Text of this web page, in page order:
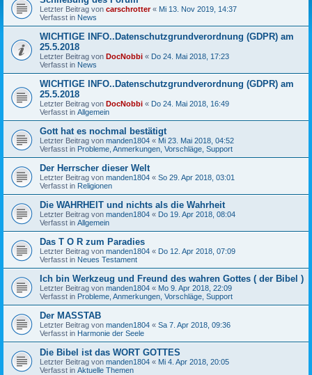
Letzter Beitrag von carschrotter« Mi 13. Nov 2019, 14:37
Verfasst in News
WICHTIGE INFO..Datenschutzgrundverordnung (GDPR) am
25.5.2018
Letzter Beitrag von DocNobbi « Do 24. Mai 2018, 17:23
Verfasst in News
WICHTIGE INFO..Datenschutzgrundverordnung (GDPR) am
25.5.2018
Letzter Beitrag von DocNobbi « Do 24. Mai 2018, 16:49
Verfasst in Allgemein
Gott hat es nochmal bestätigt
Letzter Beitrag von manden1804 « Mi 23. Mai 2018, 04:52
Verfasst in Probleme, Anmerkungen, Vorschläge, Support
Der Herrscher dieser Welt
Letzter Beitrag von manden1804 « So 29. Apr 2018, 03:01
Verfasst in Religionen
Die WAHRHEIT und nichts als die Wahrheit
Letzter Beitrag von manden1804 « Do 19. Apr 2018, 08:04
Verfasst in Allgemein
Das T O R zum Paradies
Letzter Beitrag von manden1804 « Do 12. Apr 2018, 07:09
Verfasst in Neues Testament
Ich bin Werkzeug und Freund des wahren Gottes ( der Bibel )
Letzter Beitrag von manden1804 « Mo 9. Apr 2018, 22:09
Verfasst in Probleme, Anmerkungen, Vorschläge, Support
Der MASSTAB
Letzter Beitrag von manden1804 « Sa 7. Apr 2018, 09:36
Verfasst in Harmonie der Seele
Die Bibel ist das WORT GOTTES
Letzter Beitrag von manden1804 « Mi 4. Apr 2018, 20:05
Verfasst in Aktuelle Themen